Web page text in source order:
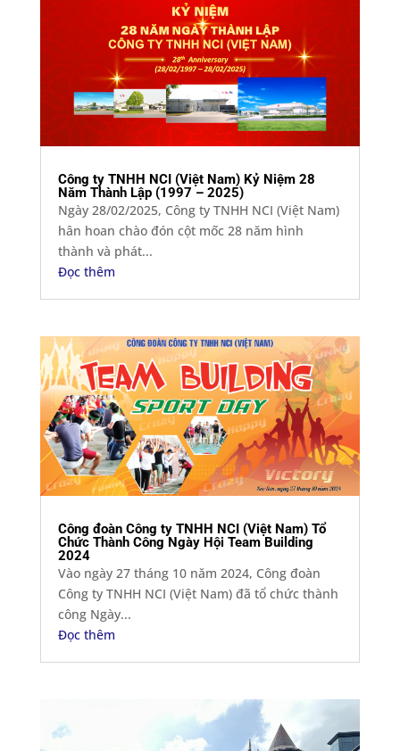
Công ty TNHH NCI (Việt Nam) Kỷ Niệm 28
Năm Thành Lập (1997 – 2025)
Ngày 28/02/2025, Công ty TNHH NCI (Việt Nam)
hân hoan chào đón cột mốc 28 năm hình
thành và phát...
Đọc thêm
Công đoàn Công ty TNHH NCI (Việt Nam) Tổ
Chức Thành Công Ngày Hội Team Building
2024
Vào ngày 27 tháng 10 năm 2024, Công đoàn
Công ty TNHH NCI (Việt Nam) đã tổ chức thành
công Ngày...
Đọc thêm